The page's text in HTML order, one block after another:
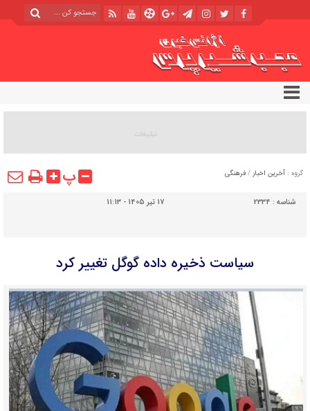
گروه : آخرین اخبار / فرهنگی پ
شناسه : 2334 17 تیر 1405 - 11:13
سیاست ذخیره داده گوگل تغییر کرد